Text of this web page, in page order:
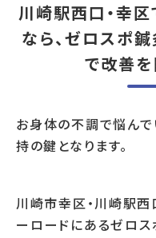
川崎駅西口・幸
なら、ゼロスポ
で改善を
お身体の不調で悩ん
持の鍵となります。
川崎市幸区・川崎駅
ーロードにあるゼロ